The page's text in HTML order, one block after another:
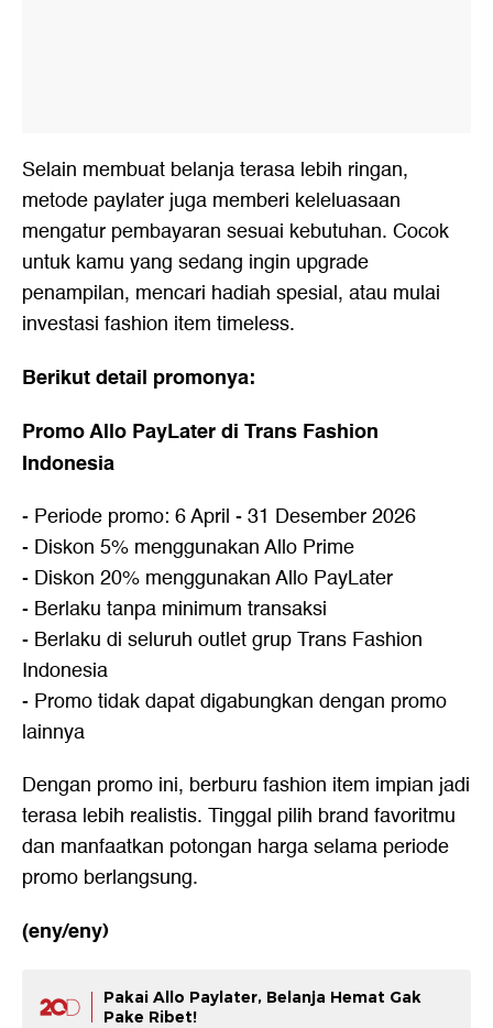
Selain membuat belanja terasa lebih ringan,
metode paylater juga memberi keleluasaan
mengatur pembayaran sesuai kebutuhan. Cocok
untuk kamu yang sedang ingin upgrade
penampilan, mencari hadiah spesial, atau mulai
investasi fashion item timeless.
Berikut detail promonya:
Promo Allo PayLater di Trans Fashion
Indonesia
- Periode promo: 6 April - 31 Desember 2026
- Diskon 5% menggunakan Allo Prime
- Diskon 20% menggunakan Allo PayLater
- Berlaku tanpa minimum transaksi
- Berlaku di seluruh outlet grup Trans Fashion
Indonesia
- Promo tidak dapat digabungkan dengan promo
lainnya
Dengan promo ini, berburu fashion item impian jadi
terasa lebih realistis. Tinggal pilih brand favoritmu
dan manfaatkan potongan harga selama periode
promo berlangsung.
(eny/eny)
Pakai Allo Paylater, Belanja Hemat Gak
Pake Ribet!